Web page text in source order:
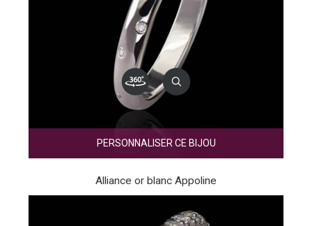
PERSONNALISER CE BIJOU
Alliance or blanc Appoline